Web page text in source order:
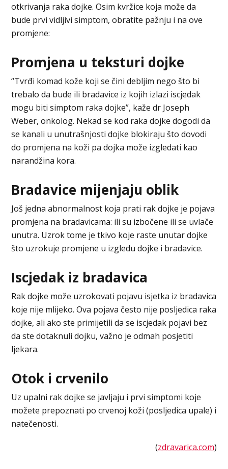
otkrivanja raka dojke. Osim kvržice koja može da
bude prvi vidljivi simptom, obratite pažnju i na ove
promjene:
Promjena u teksturi dojke
“Tvrđi komad kože koji se čini debljim nego što bi
trebalo da bude ili bradavice iz kojih izlazi iscjedak
mogu biti simptom raka dojke”, kaže dr Joseph
Weber, onkolog. Nekad se kod raka dojke dogodi da
se kanali u unutrašnjosti dojke blokiraju što dovodi
do promjena na koži pa dojka može izgledati kao
narandžina kora.
Bradavice mijenjaju oblik
Još jedna abnormalnost koja prati rak dojke je pojava
promjena na bradavicama: ili su izbočene ili se uvlače
unutra. Uzrok tome je tkivo koje raste unutar dojke
što uzrokuje promjene u izgledu dojke i bradavice.
Iscjedak iz bradavica
Rak dojke može uzrokovati pojavu isjetka iz bradavica
koje nije mlijeko. Ova pojava često nije posljedica raka
dojke, ali ako ste primijetili da se iscjedak pojavi bez
da ste dotaknuli dojku, važno je odmah posjetiti
ljekara.
Otok i crvenilo
Uz upalni rak dojke se javljaju i prvi simptomi koje
možete prepoznati po crvenoj koži (posljedica upale) i
natečenosti.
(zdravarica.com)